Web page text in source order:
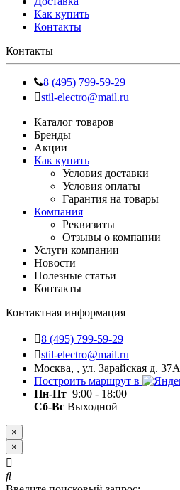
Как купить
Контакты
Контакты
8 (495) 799-59-29
stil-electro@mail.ru
Каталог товаров
Бренды
Акции
Как купить
Условия доставки
Условия оплаты
Гарантия на товары
Компания
Реквизиты
Отзывы о компании
Услуги компании
Новости
Полезные статьи
Контакты
Контактная информация
8 (495) 799-59-29
stil-electro@mail.ru
Москва, , ул. Зарайская д. 37А
Построить маршрут в
Пн-Пт 9:00 - 18:00
Сб-Вс Выходной
×
×